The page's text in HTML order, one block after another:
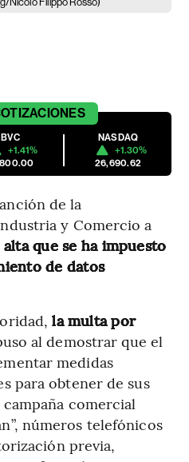
BVC
+1.41%
NASDAQ
+1.30%
26,690.62
de la
y Comercio a
alta que se ha impuesto
de datos
la multa por
al demostrar que el
medidas
para obtener de sus
comercial
números telefónicos
previa,